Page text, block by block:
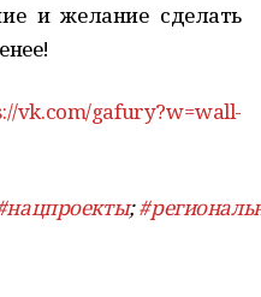
и желание сделать
vk.com/gafury?w=wall-
;